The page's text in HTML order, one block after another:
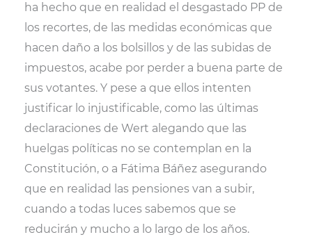
ha hecho que en realidad el desgastado PP de
los recortes, de las medidas económicas que
hacen daño a los bolsillos y de las subidas de
impuestos, acabe por perder a buena parte de
sus votantes. Y pese a que ellos intenten
justificar lo injustificable, como las últimas
declaraciones de Wert alegando que las
huelgas políticas no se contemplan en la
Constitución, o a Fátima Báñez asegurando
que en realidad las pensiones van a subir,
cuando a todas luces sabemos que se
reducirán y mucho a lo largo de los años.